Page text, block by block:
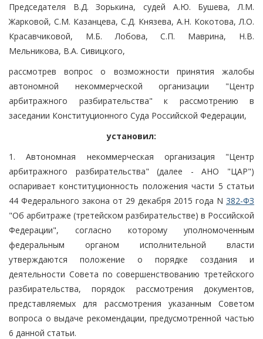
Председателя В.Д. Зорькина, судей А.Ю. Бушева, Л.М.
Жарковой, С.М. Казанцева, С.Д. Князева, А.Н. Кокотова, Л.О.
Красавчиковой, М.Б. Лобова, С.П. Маврина, Н.В.
Мельникова, В.А. Сивицкого,
рассмотрев вопрос о возможности принятия жалобы
автономной некоммерческой организации "Центр
арбитражного разбирательства" к рассмотрению в
заседании Конституционного Суда Российской Федерации,
установил:
1. Автономная некоммерческая организация "Центр
арбитражного разбирательства" (далее - АНО "ЦАР")
оспаривает конституционность положения части 5 статьи
44 Федерального закона от 29 декабря 2015 года N 382-ФЗ
"Об арбитраже (третейском разбирательстве) в Российской
Федерации", согласно которому уполномоченным
федеральным органом исполнительной власти
утверждаются положение о порядке создания и
деятельности Совета по совершенствованию третейского
разбирательства, порядок рассмотрения документов,
представляемых для рассмотрения указанным Советом
вопроса о выдаче рекомендации, предусмотренной частью
6 данной статьи.